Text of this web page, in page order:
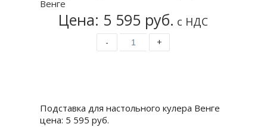
Цена: 5 595 руб. с НДС
- +
Подставка для настольного кулера Венге
цена: 5 595 руб.